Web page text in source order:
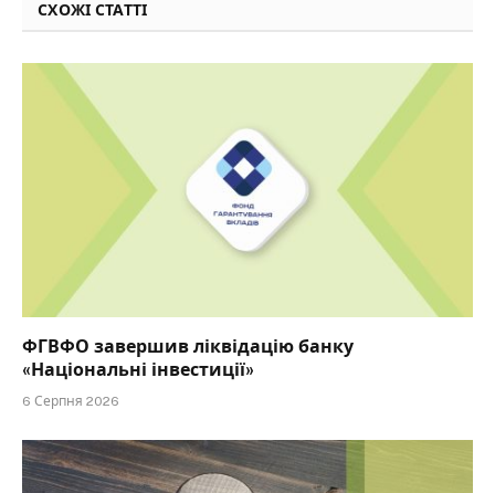
СХОЖІ СТАТТІ
ФГВФО завершив ліквідацію банку
«Національні інвестиції»
6 Серпня 2026